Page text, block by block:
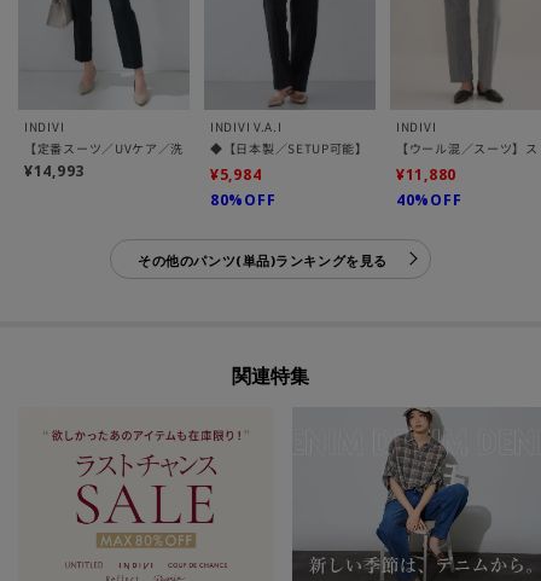
INDIVI
【定番スーツ／UVケア／洗える】ウール調タックテーパードパンツ
¥14,993
INDIVI V.A.I
◆【日本製／SETUP可能】コットン混ゆったりめテーパ
¥5,984
80%OFF
INDIVI
【ウール混／スーツ】
¥11,880
40%OFF
その他のパンツ(単品)ランキングを見る
関連特集